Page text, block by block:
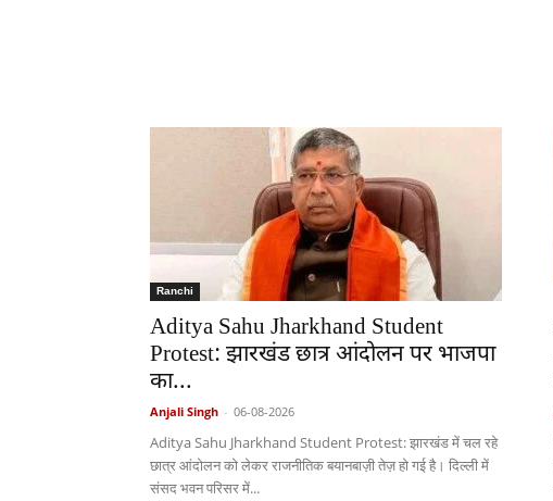
Ranchi
Aditya Sahu Jharkhand Student
Protest: झारखंड छात्र आंदोलन पर भाजपा
का...
Anjali Singh - 06-08-2026
Aditya Sahu Jharkhand Student Protest: झारखंड में चल रहे
छात्र आंदोलन को लेकर राजनीतिक बयानबाज़ी तेज़ हो गई है। दिल्ली में
संसद भवन परिसर में...